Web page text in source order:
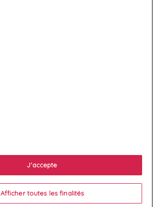

J'accepte
Afficher toutes les finalités